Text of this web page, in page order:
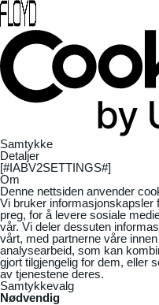
Samtykke
Detaljer
[#IABV2SETTINGS#]
Om
Denne nettsiden anvender
Vi bruker informasjonskapsler
preg, for å levere sosiale
vår. Vi deler dessuten
vårt, med partnerne våre
analysearbeid, som kan
gjort tilgjengelig for dem, eller
av tjenestene deres.
Samtykkevalg
Nødvendig